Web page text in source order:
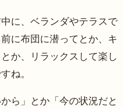
に、ベランダやテラスで
に布団に潜ってとか、キ
か、リラックスして楽し
ね。
ら」とか「今の状況だと